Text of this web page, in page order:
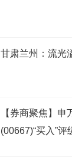
甘肃兰州：流光
【券商聚焦】
(00667)“买入”